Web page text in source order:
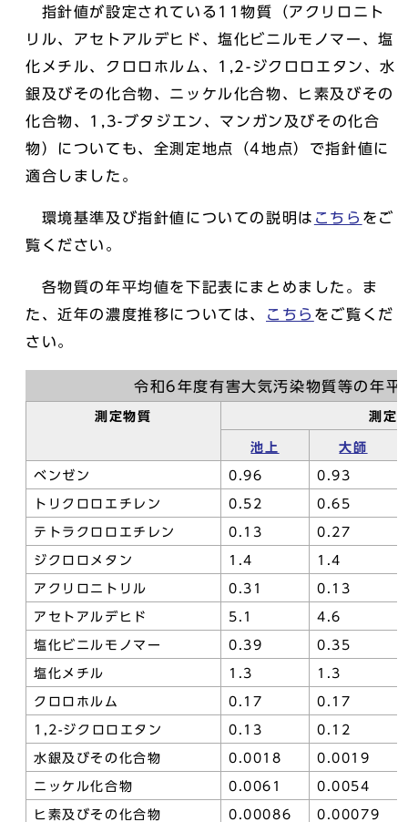
指針値が設定されている11物質（アクリロニト
リル、アセトアルデヒド、塩化ビニルモノマー、塩
化メチル、クロロホルム、1,2-ジクロロエタン、水
銀及びその化合物、ニッケル化合物、ヒ素及びその
化合物、1,3-ブタジエン、マンガン及びその化合
物）についても、全測定地点（4地点）で指針値に
適合しました。
環境基準及び指針値についての説明は こちら をご
覧ください。
各物質の年平均値を下記表にまとめました。ま
た、近年の濃度推移については、
こちら をご覧くだ
さい。
令和6年度有害大気汚染物質等の年
測定物質 測定
池上 大師
ベンゼン 0.96 0.93
トリクロロエチレン 0.52 0.65
テトラクロロエチレン 0.13 0.27
ジクロロメタン 1.4 1.4
アクリロニトリル 0.31 0.13
アセトアルデヒド 5.1 4.6
塩化ビニルモノマー 0.39 0.35
塩化メチル 1.3 1.3
クロロホルム 0.17 0.17
1,2-ジクロロエタン 0.13 0.12
水銀及びその化合物 0.0018 0.0019
ニッケル化合物 0.0061 0.0054
ヒ素及びその化合物 0.00086 0.00079